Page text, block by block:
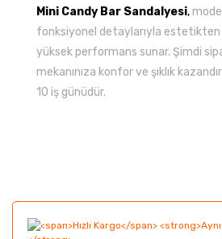
Mini Candy Bar Sandalyesi,
fonksiyonel detaylarıyla estetikten
yüksek performans sunar. Şimdi
mekanınıza konfor ve şıklık
10 iş günüdür.
Görüş ve önerileriniz için teşekkür